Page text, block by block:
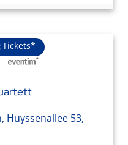
Tickets*
Huyssenallee 53,